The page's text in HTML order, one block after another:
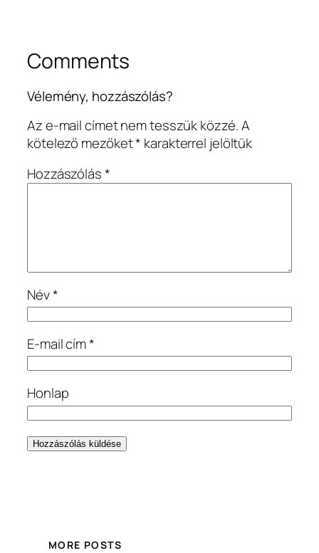
Comments
Vélemény, hozzászólás?
Az e-mail címet nem tesszük közzé.A
kötelező mezőket* karakterrel jelöltük
Hozzászólás*
Név*
E-mail cím*
Honlap
MORE POSTS